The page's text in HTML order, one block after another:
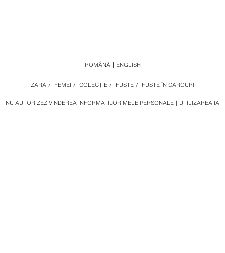
NU AUTORIZEZ VINDEREA INFORMAȚILOR MELE PERSONALE UTILIZAREA IA
ZARA / FEMEI / COLECŢIE / FUSTE / FUSTE ÎN CAROURI
ROMÂNĂ ENGLISH